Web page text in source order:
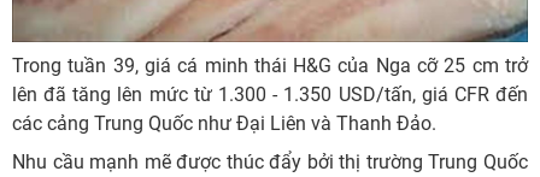
Trong tuần 39, giá cá minh thái H&G của Nga cỡ 25 cm trở
lên đã tăng lên mức từ 1.300 - 1.350 USD/tấn, giá CFR đến
các cảng Trung Quốc như Đại Liên và Thanh Đảo.
Nhu cầu mạnh mẽ được thúc đẩy bởi thị trường Trung Quốc